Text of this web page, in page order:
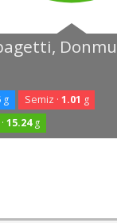
g Semiz · 1.01 g
15.24g